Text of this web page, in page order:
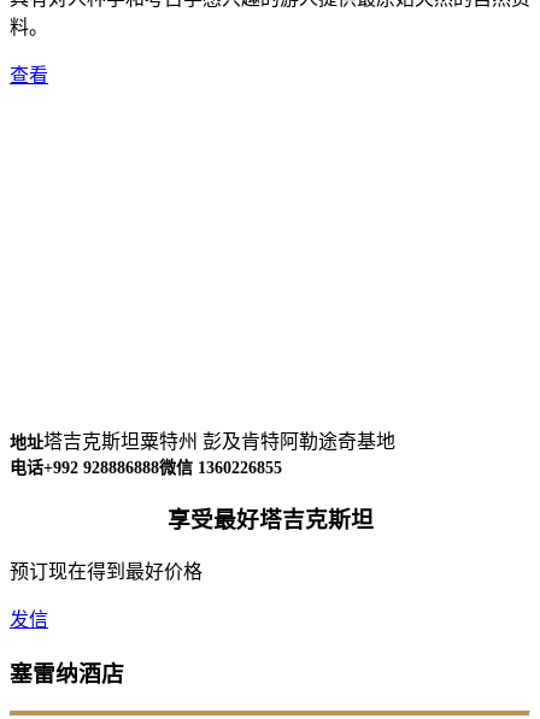
料。
查看
地址塔吉克斯坦粟特州 彭及肯特阿勒途奇基地
电话+992 928886888微信 1360226855
享受最好塔吉克斯坦
预订现在得到最好价格
发信
塞雷纳酒店